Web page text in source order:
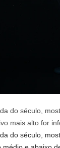
do século,
mais alto for
do século,